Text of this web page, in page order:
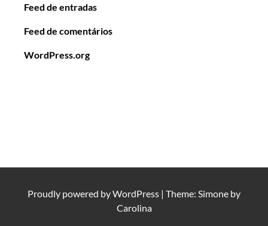
Feed de entradas
Feed de comentários
WordPress.org
Proudly powered byWordPress | Theme: Simone by
Carolina